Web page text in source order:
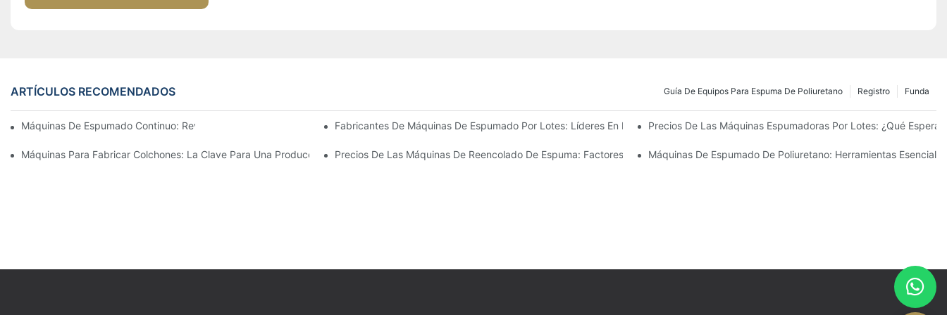
ARTÍCULOS RECOMENDADOS Funda
Registro
Guía De Equipos Para Espuma De Poliuretano
Máquinas De Espumado Continuo: Revolucionando La Producción De EspumaFabricantes De Máquinas De Espumado Por Lotes: Líderes En La IndustriaPrecios De Las Máquinas Espumadoras Por Lotes: ¿Qué
Máquinas Para Fabricar Colchones: La Clave Para Una Producción De Espuma De Alta CalidadPrecios De Las Máquinas De Reencolado De Espuma: Factores Que Influyen En El CosteMáquinas De Espumado De Poliuretano: Herramientas